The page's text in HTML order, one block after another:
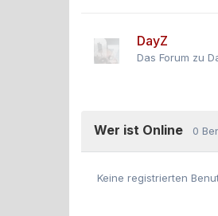
DayZ
Das Forum zu
Wer ist Online 0
Keine registrierten